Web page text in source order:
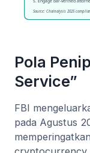
Pola
Service”
FBI
pada Agustus